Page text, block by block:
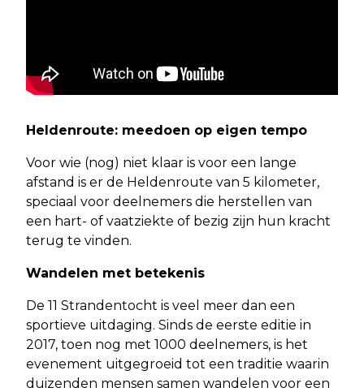
Heldenroute: meedoen op eigen tempo
Voor wie (nog) niet klaar is voor een lange
afstand is er de Heldenroute van 5 kilometer,
speciaal voor deelnemers die herstellen van
een hart- of vaatziekte of bezig zijn hun kracht
terug te vinden.
Wandelen met betekenis
De 11 Strandentocht is veel meer dan een
sportieve uitdaging. Sinds de eerste editie in
2017, toen nog met 1000 deelnemers, is het
evenement uitgegroeid tot een traditie waarin
duizenden mensen samen wandelen voor een